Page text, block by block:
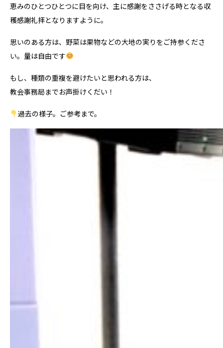
恵みのひとつひとつに目を向け、主に感謝をささげる時となる収
穫感謝礼拝となりますように。
思いのある方は、野菜は果物などの大地の実りをご持参くださ
い。量は自由です
もし、種類の重複を避けたいと思われる方は、
教会事務局までお声掛けくだい！
過去の様子。ご参考まで。